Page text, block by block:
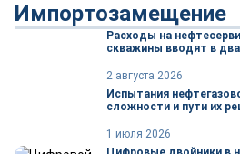
Импортозамещение
Расходы на
скважины вводят в
2 августа 2026
Испытания
сложности и пути их
1 июля 2026